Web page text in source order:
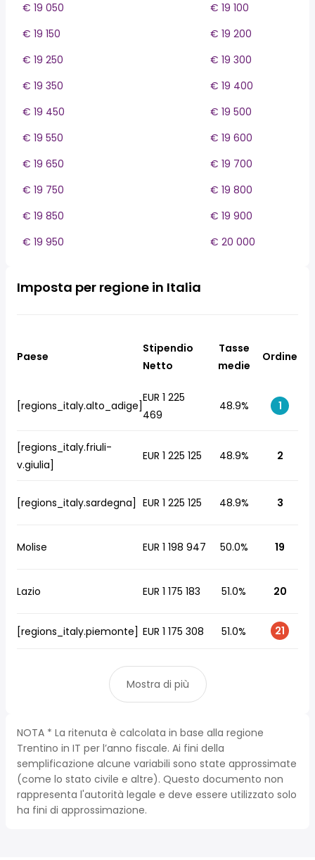
€ 19 050
€ 19 100
€ 19 150
€ 19 200
€ 19 250
€ 19 300
€ 19 350
€ 19 400
€ 19 450
€ 19 500
€ 19 550
€ 19 600
€ 19 650
€ 19 700
€ 19 750
€ 19 800
€ 19 850
€ 19 900
€ 19 950
€ 20 000
Imposta per regione in Italia
Paese
Stipendio
Netto
Tasse
medie
Ordine
[regions_italy.alto_adige]
EUR 1 225
469
48.9% 1
[regions_italy.friuli-
v.giulia]
EUR 1 225 125 48.9% 2
[regions_italy.sardegna] EUR 1 225 125 48.9% 3
Molise EUR 1 198 947 50.0% 19
Lazio EUR 1 175 183 51.0% 20
[regions_italy.piemonte] EUR 1 175 308 51.0% 21
Mostra di più
NOTA * La ritenuta è calcolata in base alla regione
Trentino in IT per l’anno fiscale. Ai fini della
semplificazione alcune variabili sono state approssimate
(come lo stato civile e altre). Questo documento non
rappresenta l'autorità legale e deve essere utilizzato solo
ha fini di approssimazione.